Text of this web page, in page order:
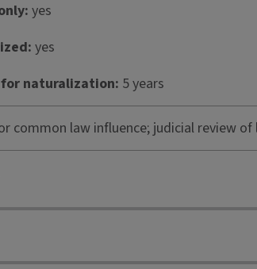
yes
yes
naturalization: 5 years
common law influence; judicial review